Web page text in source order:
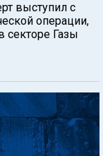
выступил с
операции,
секторе Газы